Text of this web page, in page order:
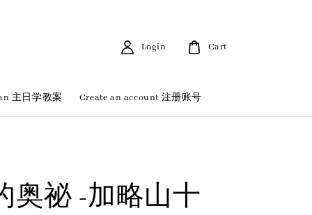
主日学教案 Create an account 注册账号
Login Cart
奥祕 -加略山十